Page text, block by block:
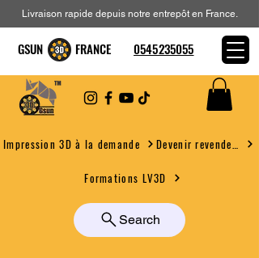
Impression 3D à la demande
Formations LV3D
Search
Livraison rapide depuis notre entrepôt en France.
GSUN FRANCE 0545235055